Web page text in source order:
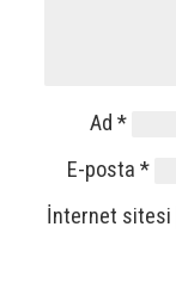
Ad*
E-posta*
İnternet sitesi